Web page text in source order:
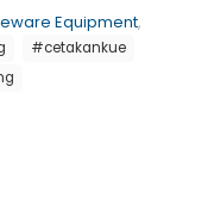
Equipment,
#cetakankue